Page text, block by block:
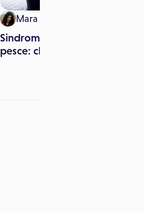
Mara Pitari
Sindrome da odore di
pesce: che cos'è